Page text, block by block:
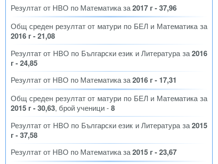
Резултат от НВО по Математика за2017 г - 37,96
Общ среден резултат от матури по БЕЛ и Математика за
2016 г - 21,08
Резултат от НВО по Български език и Литература за2016
г - 24,85
Резултат от НВО по Математика за2016 г - 17,31
Общ среден резултат от матури по БЕЛ и Математика за
2015 г - 30,63, брой ученици -8
Резултат от НВО по Български език и Литература за2015
г - 37,58
Резултат от НВО по Математика за2015 г - 23,67